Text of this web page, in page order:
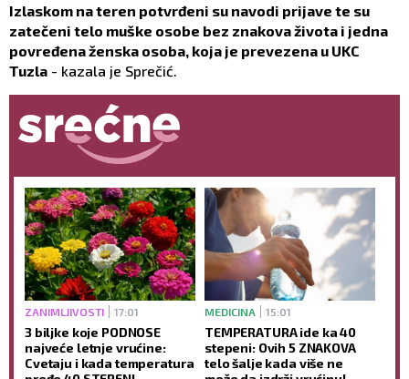
Izlaskom na teren potvrđeni su navodi prijave te su
zatečeni telo muške osobe bez znakova života i jedna
povređena ženska osoba, koja je prevezena u UKC
Tuzla - kazala je Sprečić.
ZANIMLJIVOSTI 17:01
3 biljke koje PODNOSE
najveće letnje vrućine:
Cvetaju i kada temperatura
MEDICINA 15:01
TEMPERATURA ide ka 40
stepeni: Ovih 5 ZNAKOVA
telo šalje kada više ne